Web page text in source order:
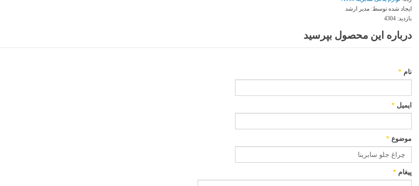
ایجاد شده توسط: مدیر ارشد
بازدید: 4304
درباره این محصول بپرسید
نام *
ایمیل *
موضوع *
پیغام *